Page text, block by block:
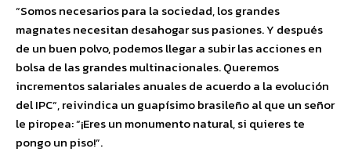
“Somos necesarios para la sociedad, los grandes
magnates necesitan desahogar sus pasiones. Y después
de un buen polvo, podemos llegar a subir las acciones en
bolsa de las grandes multinacionales. Queremos
incrementos salariales anuales de acuerdo a la evolución
del IPC“, reivindica un guapísimo brasileño al que un señor
le piropea: “¡Eres un monumento natural, si quieres te
pongo un piso!”.